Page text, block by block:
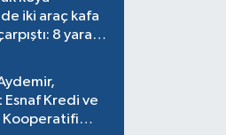
iki araç kafa
8 yaralı
Esnaf Kredi ve
Kooperatifi